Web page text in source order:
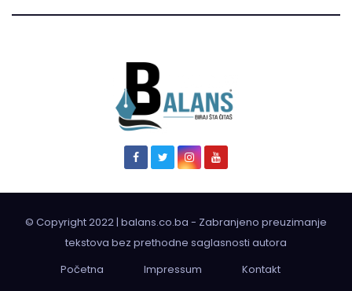
© Copyright 2022 | balans.co.ba - Zabranjeno preuzimanje
tekstova bez prethodne saglasnosti autora
Početna
Impressum Kontakt